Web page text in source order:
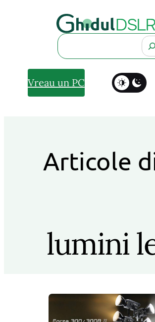
Search
Vreau un PC
Articole
lumini